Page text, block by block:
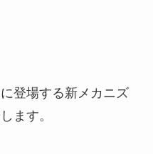
登場する新メカニズ
ます。